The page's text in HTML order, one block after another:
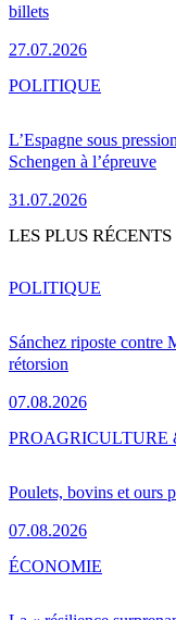
billets
27.07.2026
L’Espagne sous
Schengen à l’épreuve
31.07.2026
POLITIQUE
LES PLUS RÉCENTS
Sánchez riposte contre
rétorsion
07.08.2026
POLITIQUE
Poulets, bovins et ours
07.08.2026
PROAGRICULTURE
ÉCONOMIE